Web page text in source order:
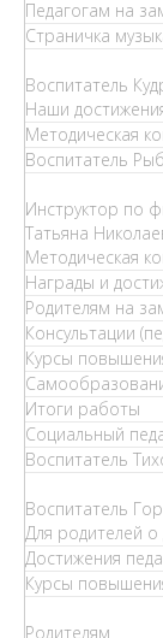
Педагогам на
Страничка
Воспитатель
Наши
Методическая
Воспитатель
Инструктор по
Татьяна
Методическая
Награды и
Родителям на
Консультации
Курсы
Итоги работы
Социальный
Воспитатель
Воспитатель
Для родителей о
Достижения
Курсы
Родителям